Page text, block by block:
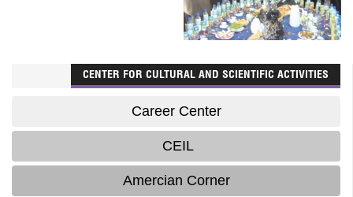
CENTER FOR CULTURAL AND SCIENTIFIC ACTIVITIES
Career Center
CEIL
Amercian Corner